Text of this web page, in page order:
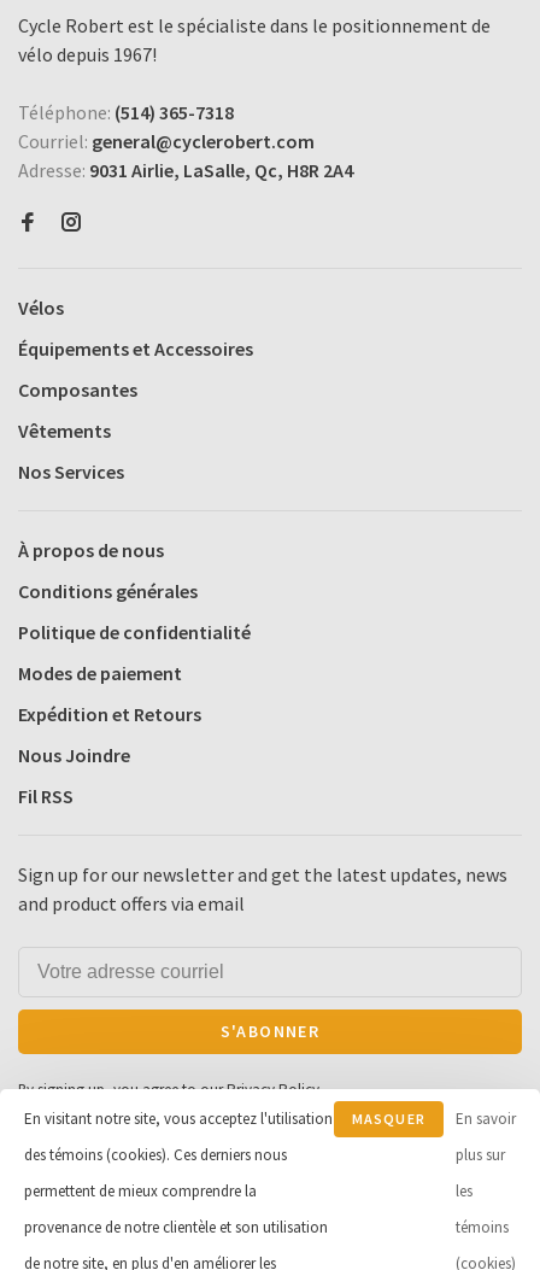
Cycle Robert est le spécialiste dans le positionnement de
vélo depuis 1967!
Téléphone: (514) 365-7318
Courriel: general@cyclerobert.com
Adresse: 9031 Airlie, LaSalle, Qc, H8R 2A4
Vélos
Équipements et Accessoires
Composantes
Vêtements
Nos Services
À propos de nous
Conditions générales
Politique de confidentialité
Modes de paiement
Expédition et Retours
Nous Joindre
Fil RSS
Sign up for our newsletter and get the latest updates, news
and product offers via email
S'ABONNER
By signing up, you agree to our Privacy Policy.
© Copyright 2026 Cycle et Sports
En visitant notre site, vous acceptez l'utilisation
des témoins (cookies). Ces derniers nous
permettent de mieux comprendre la
provenance de notre clientèle et son utilisation
de notre site, en plus d'en améliorer les
MASQUER
En savoir
plus sur
les
témoins
(cookies)